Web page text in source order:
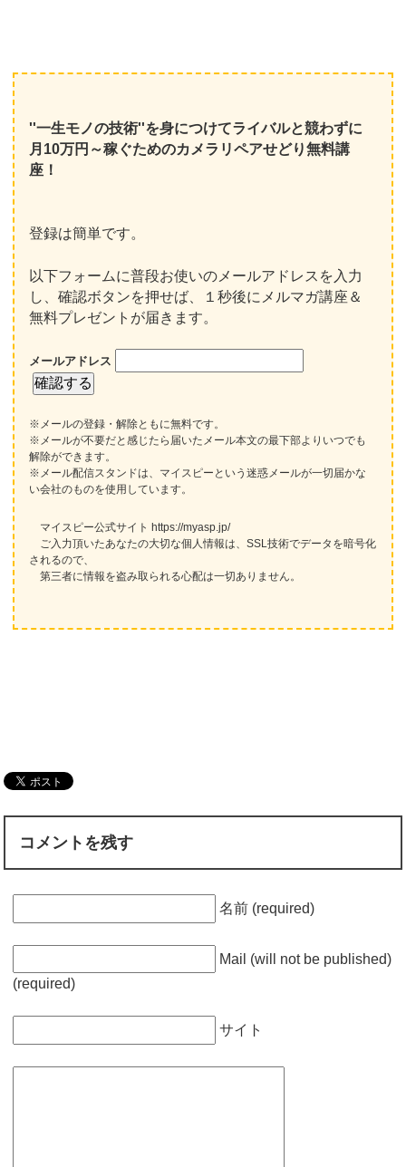
''一生モノの技術''を身につけてライバルと競わずに
月10万円～稼ぐためのカメラリペアせどり無料講
座！
登録は簡単です。
以下フォームに普段お使いのメールアドレスを入力
し、確認ボタンを押せば、１秒後にメルマガ講座＆
無料プレゼントが届きます。
メールアドレス
※メールの登録・解除ともに無料です。
※メールが不要だと感じたら届いたメール本文の最下部よりいつでも
解除ができます。
※メール配信スタンドは、マイスピーという迷惑メールが一切届かな
い会社のものを使用しています。
マイスピー公式サイト https://myasp.jp/
ご入力頂いたあなたの大切な個人情報は、SSL技術でデータを暗号化
されるので、
第三者に情報を盗み取られる心配は一切ありません。
コメントを残す
名前 (required)
Mail (will not be published)
(required)
サイト